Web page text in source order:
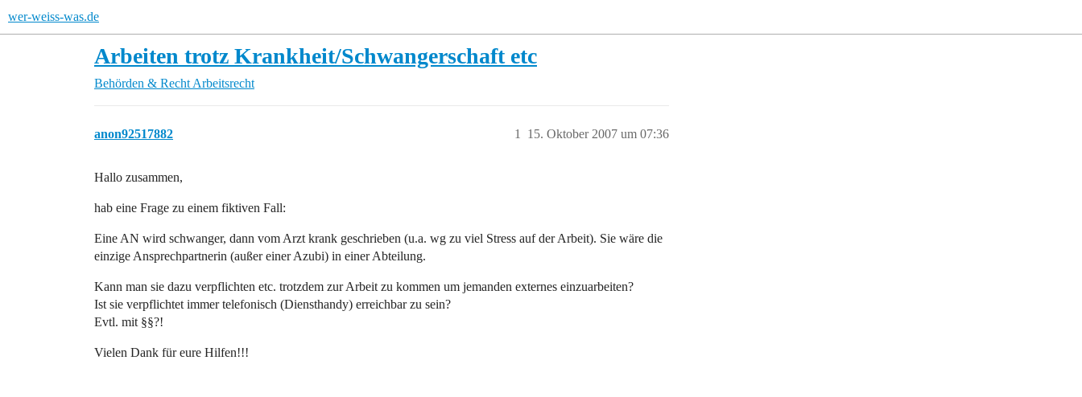
wer-weiss-was.de
Arbeiten trotz Krankheit/Schwangerschaft etc
Behörden & Recht Arbeitsrecht
anon92517882 15. Oktober 2007 um 07:36
1
Hallo zusammen,
hab eine Frage zu einem fiktiven Fall:
Eine AN wird schwanger, dann vom Arzt krank geschrieben (u.a. wg zu viel Stress auf der Arbeit). Sie wäre die
einzige Ansprechpartnerin (außer einer Azubi) in einer Abteilung.
Kann man sie dazu verpflichten etc. trotzdem zur Arbeit zu kommen um jemanden externes einzuarbeiten?
Ist sie verpflichtet immer telefonisch (Diensthandy) erreichbar zu sein?
Evtl. mit §§?!
Vielen Dank für eure Hilfen!!!